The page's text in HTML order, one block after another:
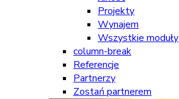
Projekty
Wynajem
Wszystkie moduły
column-break
Referencje
Partnerzy
Zostań partnerem